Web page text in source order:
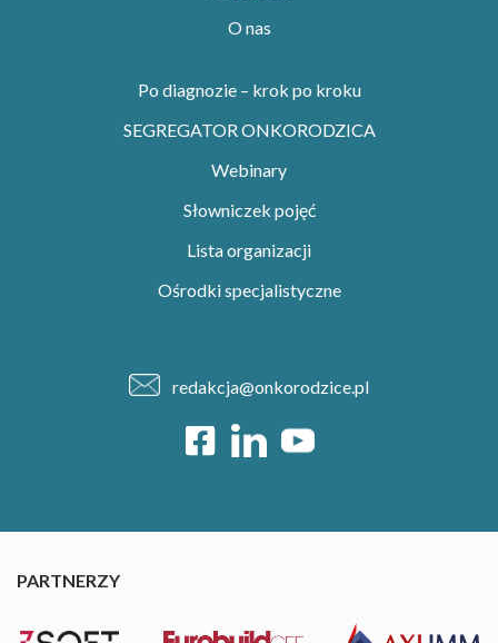
O nas
Po diagnozie – krok po kroku
SEGREGATOR ONKORODZICA
Webinary
Słowniczek pojęć
Lista organizacji
Ośrodki specjalistyczne
redakcja@onkorodzice.pl
PARTNERZY